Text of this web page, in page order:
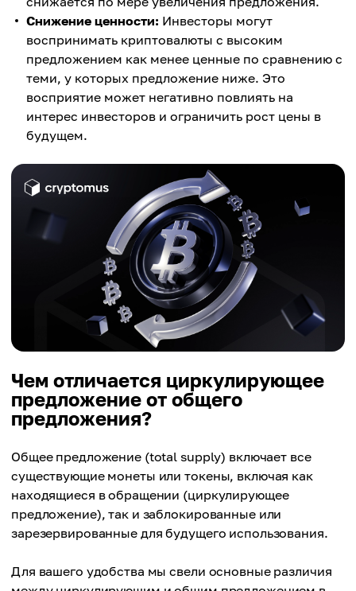
Снижение ценности: Инвесторы могут
воспринимать криптовалюты с высоким
предложением как менее ценные по сравнению с
теми, у которых предложение ниже. Это
восприятие может негативно повлиять на
интерес инвесторов и ограничить рост цены в
будущем.
Чем отличается циркулирующее
предложение от общего
предложения?
Общее предложение (total supply) включает все
существующие монеты или токены, включая как
находящиеся в обращении (циркулирующее
предложение), так и заблокированные или
зарезервированные для будущего использования.
Для вашего удобства мы свели основные различия